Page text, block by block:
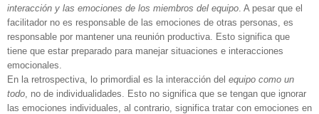
interacción y las emociones de los miembros del equipo . A pesar que el
facilitador no es responsable de las emociones de otras personas, es
responsable por mantener una reunión productiva. Esto significa que
tiene que estar preparado para manejar situaciones e interacciones
emocionales.
En la retrospectiva, lo primordial es la interacción del equipo como un
todo , no de individualidades. Esto no significa que se tengan que ignorar
las emociones individuales, al contrario, significa tratar con emociones en